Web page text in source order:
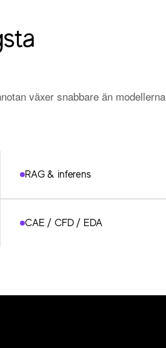
växer snabbare än modellerna
RAG & inferens
CAE / CFD / EDA